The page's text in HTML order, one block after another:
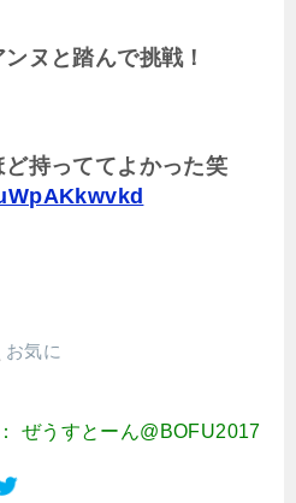
ヌと踏んで挑戦！
持っててよかった笑
お気に
ぜうすとーん@BOFU2017